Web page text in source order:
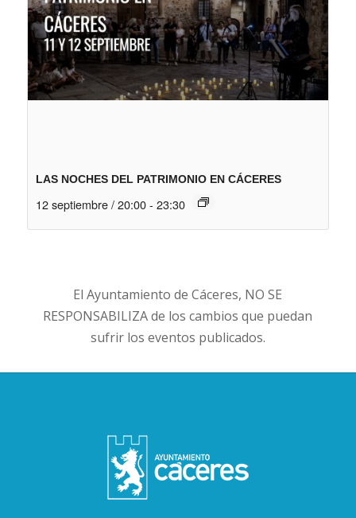
LAS NOCHES DEL PATRIMONIO EN CÁCERES
12 septiembre / 20:00 - 23:30
El Ayuntamiento de Cáceres, NO SE
RESPONSABILIZA de los cambios que puedan
sufrir los eventos publicados.